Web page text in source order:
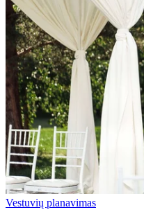
Vestuvių planavimas